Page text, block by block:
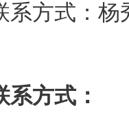
系方式：杨
方式：